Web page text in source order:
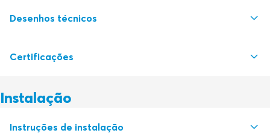
Desenhos técnicos
S1005533 SF FRAME +SINGLE AND +COMBINATION FRAME
Certificações
Autoridade de certificação
BV
Instalação
Instruções de instalação